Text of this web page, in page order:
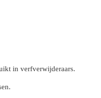
in verfverwijderaars.